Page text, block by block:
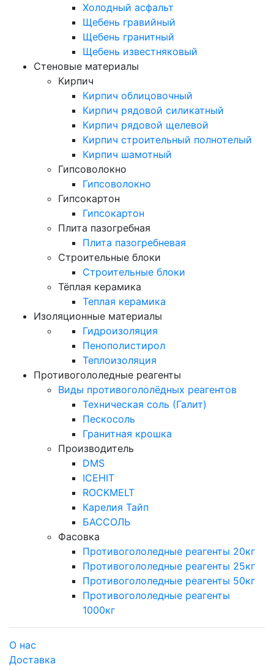
Холодный асфальт
Щебень гравийный
Щебень гранитный
Щебень известняковый
Стеновые материалы
Кирпич
Кирпич облицовочный
Кирпич рядовой силикатный
Кирпич рядовой щелевой
Кирпич строительный полнотелый
Кирпич шамотный
Гипсоволокно
Гипсоволокно
Гипсокартон
Гипсокартон
Плита пазогребная
Плита пазогребневая
Строительные блоки
Строительные блоки
Тёплая керамика
Теплая керамика
Изоляционные материалы
Гидроизоляция
Пенополистирол
Теплоизоляция
Противогололедные реагенты
Виды противогололёдных реагентов
Техническая соль (Галит)
Пескосоль
Гранитная крошка
Производитель
DMS
ICEHIT
ROCKMELT
Карелия Тайп
БАССОЛЬ
Фасовка
Противогололедные реагенты 20кг
Противогололедные реагенты 25кг
Противогололедные реагенты 50кг
Противогололедные реагенты
1000кг
О нас
Доставка